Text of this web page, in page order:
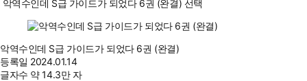
악역수인데 S급 가이드가 되었다 6권 (완결) 선택
악역수인데 S급 가이드가 되었다 6권 (완결)
등록일 2024.01.14
글자수 약 14.3만 자